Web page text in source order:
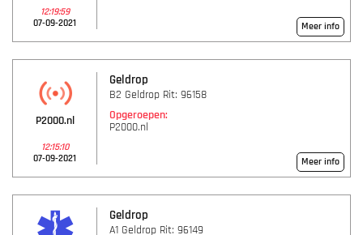
12:19:59
07-09-2021
Meer info
P2000.nl
12:15:10
07-09-2021
Geldrop
B2 Geldrop Rit: 96158
Opgeroepen:
P2000.nl
Meer info
Geldrop
A1 Geldrop Rit: 96149